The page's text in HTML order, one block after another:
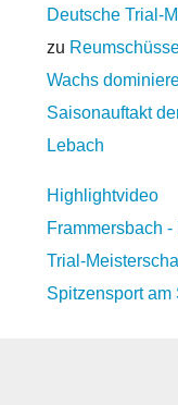
Deutsche Trial-
zu
Wachs
Saisonauftakt
Lebach
Highlightvideo
Frammersbach
Trial-
Spitzensport am